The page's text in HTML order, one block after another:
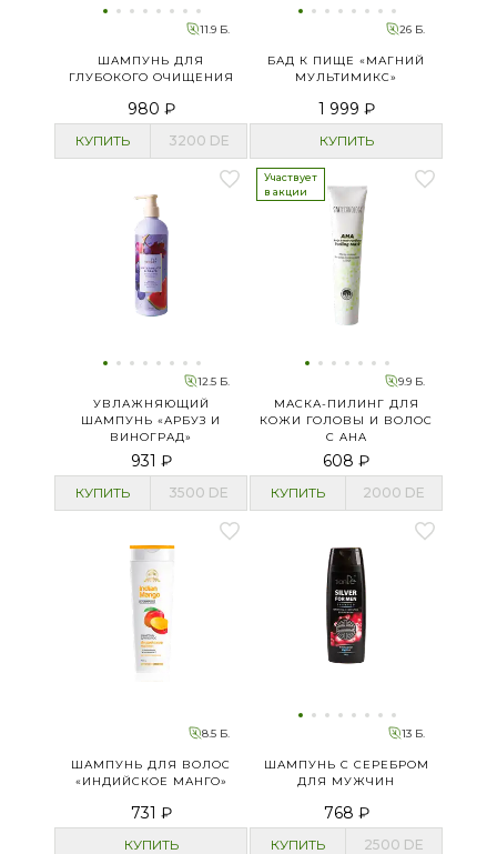
11.9 Б.
ШАМПУНЬ ДЛЯ
ГЛУБОКОГО ОЧИЩЕНИЯ
980 ₽
КУПИТЬ 3200 DE
26 Б.
БАД К ПИЩЕ «МАГНИЙ
МУЛЬТИМИКС»
1 999 ₽
КУПИТЬ
12.5 Б.
УВЛАЖНЯЮЩИЙ
ШАМПУНЬ «АРБУЗ И
ВИНОГРАД»
931 ₽
КУПИТЬ 3500 DE
Участвует
в акции
9.9 Б.
МАСКА-ПИЛИНГ ДЛЯ
КОЖИ ГОЛОВЫ И ВОЛОС
С AHA
608 ₽
КУПИТЬ 2000 DE
8.5 Б.
ШАМПУНЬ ДЛЯ ВОЛОС
«ИНДИЙСКОЕ МАНГО»
731 ₽
КУПИТЬ
13 Б.
ШАМПУНЬ С СЕРЕБРОМ
ДЛЯ МУЖЧИН
768 ₽
КУПИТЬ 2500 DE